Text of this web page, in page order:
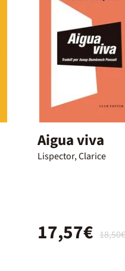
Aigua viva
Lispector, Clarice
18,50€
17,57€